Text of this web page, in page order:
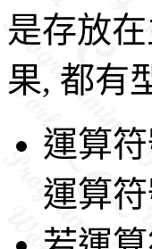
是存放
果, 都有
運算
運算